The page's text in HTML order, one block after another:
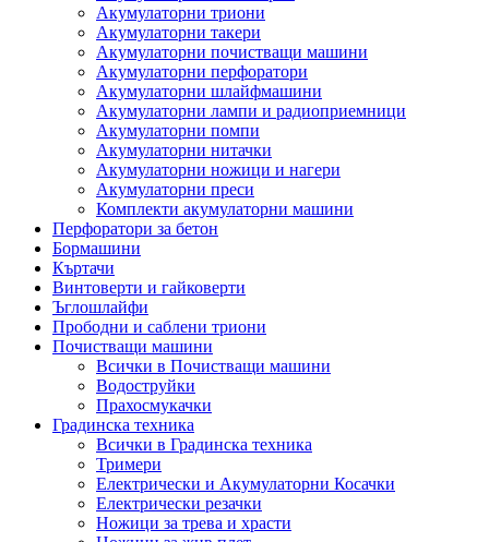
Акумулаторни триони
Акумулаторни такери
Акумулаторни почистващи машини
Акумулаторни перфоратори
Акумулаторни шлайфмашини
Акумулаторни лампи и радиоприемници
Акумулаторни помпи
Акумулаторни нитачки
Акумулаторни ножици и нагери
Акумулаторни преси
Комплекти акумулаторни машини
Перфоратори за бетон
Бормашини
Къртачи
Винтоверти и гайковерти
Ъглошлайфи
Прободни и саблени триони
Почистващи машини
Всички в Почистващи машини
Водоструйки
Прахосмукачки
Градинска техника
Всички в Градинска техника
Тримери
Електрически и Акумулаторни Косачки
Електрически резачки
Ножици за трева и храсти